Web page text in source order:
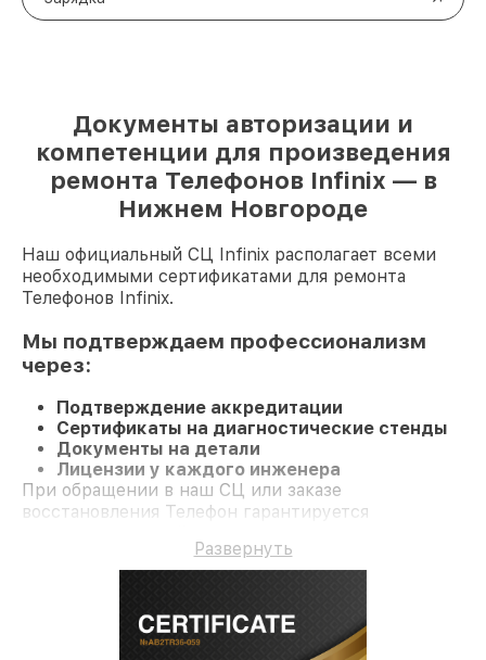
Документы авторизации и
компетенции для произведения
ремонта Телефонов Infinix — в
Нижнем Новгороде
Наш официальный СЦ Infinix располагает всеми
необходимыми сертификатами для ремонта
Телефонов Infinix.
Мы подтверждаем профессионализм
через:
Подтверждение аккредитации
Сертификаты на диагностические стенды
Документы на детали
Лицензии у каждого инженера
При обращении в наш СЦ или заказе
восстановления Телефон гарантируется
Развернуть